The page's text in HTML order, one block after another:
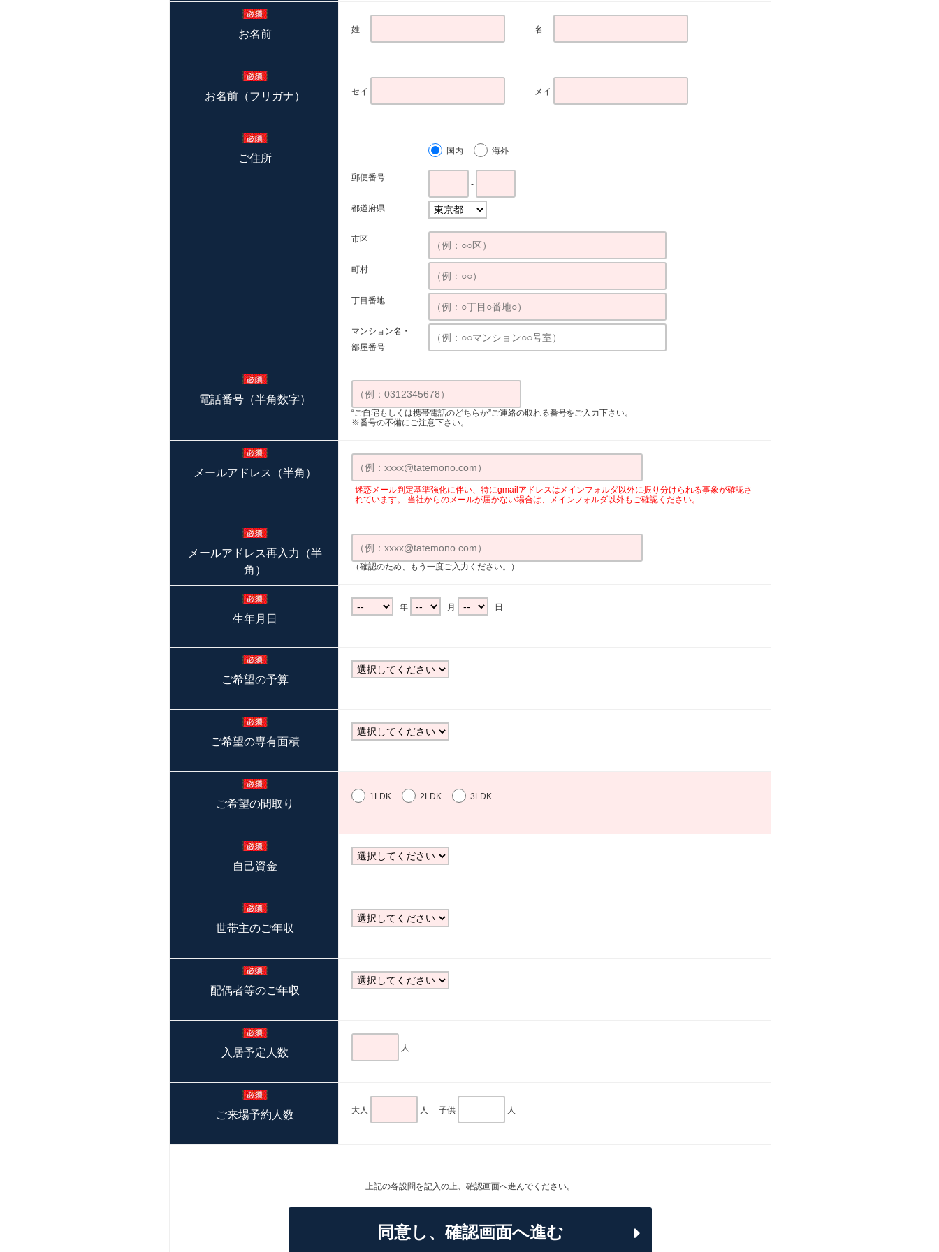
お名前 姓 名
お名前（フリガナ） セイ メイ
ご住所
国内 海外
郵便番号
-
都道府県
市区
町村
丁目番地
マンション名・
部屋番号
電話番号（半角数字）
“ご自宅もしくは携帯電話のどちらか”ご連絡の取れる番号をご入力下さい。
※番号の不備にご注意下さい。
メールアドレス（半角）
迷惑メール判定基準強化に伴い、特にgmailアドレスはメインフォルダ以外に振り分けられる事象が確認さ
れています。 当社からのメールが届かない場合は、メインフォルダ以外もご確認ください。
メールアドレス再入力（半
角）
（確認のため、もう一度ご入力ください。）
生年月日
年 月 日
ご希望の予算
ご希望の専有面積
ご希望の間取り
1LDK 2LDK 3LDK
自己資金
世帯主のご年収
配偶者等のご年収
入居予定人数 人
ご来場予約人数 大人 人 子供 人
上記の各設問を記入の上、 確認画面へ進んでください。